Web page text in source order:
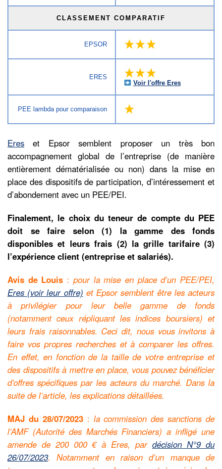
CLASSEMENT COMPARATIF
EPSOR
ERES
Voir l'offre Eres
PEE lambda pour comparaison
Eres et Epsor semblent proposer un très bon
accompagnement global de l’entreprise (de manière
entièrement dématérialisée ou non) dans la mise en
place des dispositifs de participation, d’intéressement et
d’abondement avec un PEE/PEI.
Finalement, le choix du teneur de compte du PEE
doit se faire selon (1) la gamme des fonds
disponibles et leurs frais (2) la grille tarifaire (3)
l’expérience client (entreprise et salariés).
Avis de Louis : pour la mise en place d’un PEE/PEI,
Eres (voir leur offre) et Epsor semblent être les acteurs
à privilégier pour leur belle gamme de fonds
(notamment ceux répliquant les indices boursiers) et
leurs frais raisonnables. Ceci dit, nous vous invitons à
faire vos propres recherches et à comparer les offres.
En effet, en fonction de la taille de votre entreprise et
des dispositifs à mettre en place, vous pouvez bénéficier
d’offres spécifiques par les acteurs du marché. Dans la
suite de l’article, les explications détaillées.
MAJ du 28/07/2023: la commission des sanctions de
l’AMF (Autorité des Marchés Financiers) a infligé une
amende de 200 000 € à Eres, par décision N°9 du
26/07/2023. Notamment en raison d’un manque de